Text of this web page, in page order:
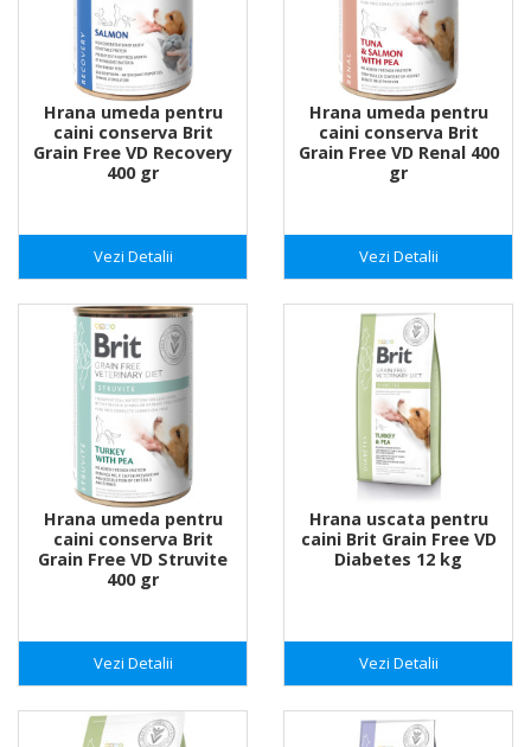
Hrana umeda pentru
caini conserva Brit
Grain Free VD Recovery
400 gr
Vezi Detalii
Hrana umeda pentru
caini conserva Brit
Grain Free VD Renal 400
gr
Vezi Detalii
Hrana umeda pentru
caini conserva Brit
Grain Free VD Struvite
400 gr
Vezi Detalii
Hrana uscata pentru
caini Brit Grain Free VD
Diabetes 12 kg
Vezi Detalii